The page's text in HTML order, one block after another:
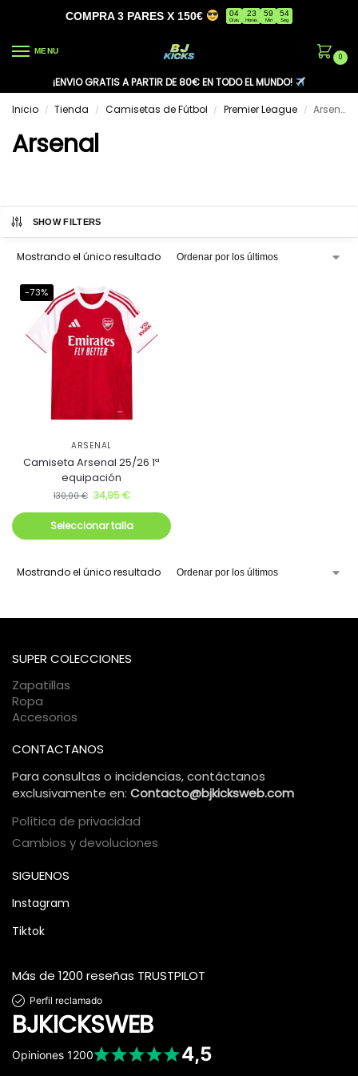
COMPRA 3 PARES X 150€ 04
Días
23
Horas
59
Min
54
Seg
MENU
0
¡ENVIO GRATIS A PARTIR DE 80€ EN TODO EL MUNDO!
Inicio
/ Tienda / Camisetas de Fútbol / Premier League / Arsenal
Arsenal
SHOW FILTERS
Mostrando el único resultado
-73%
ARSENAL
Camiseta Arsenal 25/26 1ª
equipación
130,00€ 34,95€
Seleccionar talla
Mostrando el único resultado
SUPER COLECCIONES
Zapatillas
Ropa
Accesorios
CONTACTANOS
Para consultas o incidencias, contáctanos
exclusivamente en: Contacto@bjkicksweb.com
Política de privacidad
Cambios y devoluciones
SIGUENOS
Instagram
Tiktok
Más de 1200 reseñas TRUSTPILOT
Perfil reclamado
BJKICKSWEB
Opiniones 1200 4,5